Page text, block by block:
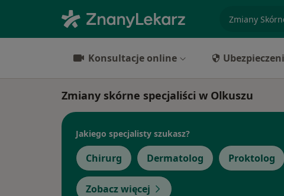
Konsultacje online
Zmiany skórne specjaliści w Olkuszu
Jakiego specjalisty szukasz?
Chirurg Dermatolog Proktolog
Zobacz więcej